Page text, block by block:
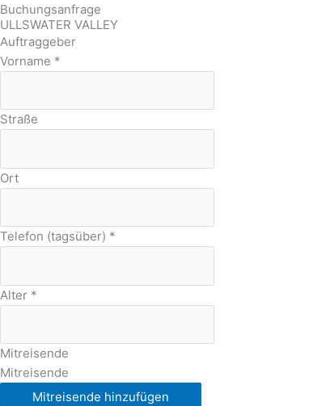
Buchungsanfrage
ULLSWATER VALLEY
Auftraggeber
Vorname *
Straße
Ort
Telefon (tagsüber) *
Alter *
Mitreisende
Mitreisende
Mitreisende hinzufügen